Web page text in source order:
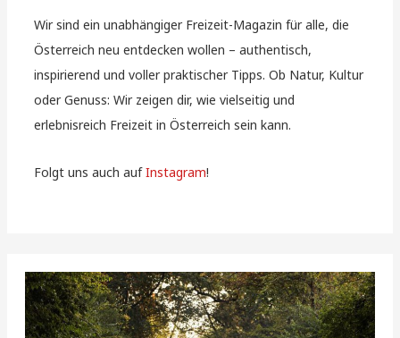
Wir sind ein unabhängiger Freizeit-Magazin für alle, die
Österreich neu entdecken wollen – authentisch,
inspirierend und voller praktischer Tipps. Ob Natur, Kultur
oder Genuss: Wir zeigen dir, wie vielseitig und
erlebnisreich Freizeit in Österreich sein kann.
Folgt uns auch aufInstagram!